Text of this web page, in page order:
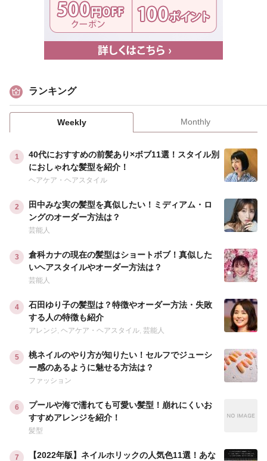
ランキング
Weekly Monthly
40代におすすめの前髪あり×ボブ11選！スタイル別
におしゃれな髪型を紹介！
ヘアケア・ヘアスタイル
田中みな実の髪型を真似したい！ミディアム・ロ
ングのオーダー方法は？
芸能人
倉科カナの現在の髪型はショートボブ！真似した
いヘアスタイルやオーダー方法は？
芸能人
石田ゆり子の髪型は？特徴やオーダー方法・失敗
する人の特徴も紹介
アレンジ, ヘアケア・ヘアスタイル, 芸能人
桃ネイルのやり方が知りたい！セルフでジューシ
ー感のあるように魅せる方法は？
ファッション
プールや海で濡れても可愛い髪型！崩れにくいお
すすめアレンジを紹介！
髪型
【2022年版】ネイルホリックの人気色11選！あな